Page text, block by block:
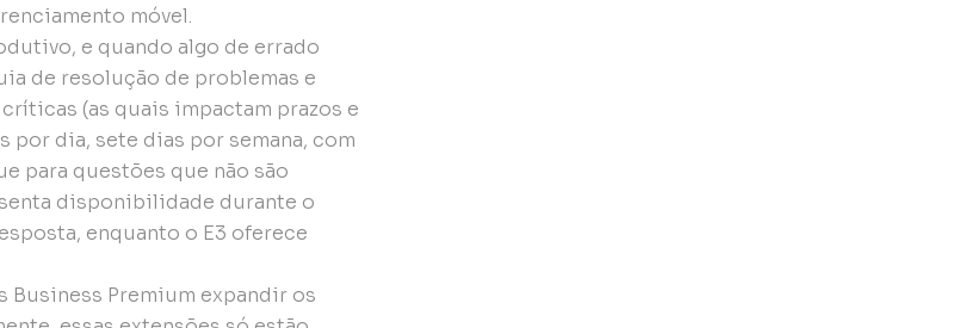
móvel.
e quando algo de errado
de resolução de problemas e
(as quais impactam prazos e
dia, sete dias por semana, com
para questões que não são
disponibilidade durante o
enquanto o E3 oferece
Premium expandir os